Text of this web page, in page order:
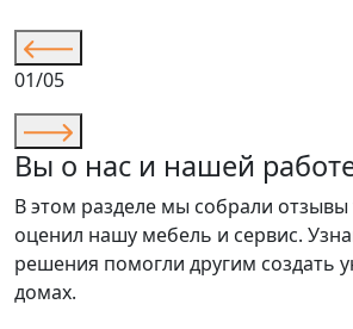
01/05
Вы о нас и нашей
В этом разделе мы собрали отзывы
оценил нашу мебель и сервис.
решения помогли другим создать
домах.